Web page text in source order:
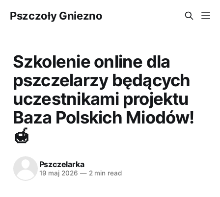
Pszczoły Gniezno
Szkolenie online dla
pszczelarzy będących
uczestnikami projektu
Baza Polskich Miodów!
🍯
Pszczelarka
19 maj 2026 —2 min read